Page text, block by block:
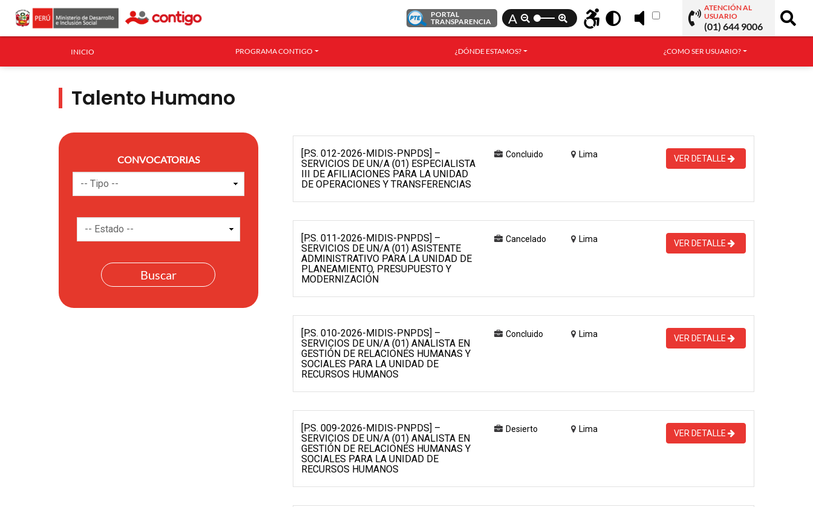
PORTAL
TRANSPARENCIA
A
ATENCIÓN AL
USUARIO
(01) 644 9006
INICIO PROGRAMA CONTIGO ¿DÓNDE ESTAMOS? ¿COMO SER USUARIO?
Talento Humano
CONVOCATORIAS
[P.S. 012-2026-MIDIS-PNPDS] –
SERVICIOS DE UN/A (01) ESPECIALISTA
III DE AFILIACIONES PARA LA UNIDAD
DE OPERACIONES Y TRANSFERENCIAS
Concluido Lima VER DETALLE
[P.S. 011-2026-MIDIS-PNPDS] –
SERVICIOS DE UN/A (01) ASISTENTE
ADMINISTRATIVO PARA LA UNIDAD DE
PLANEAMIENTO, PRESUPUESTO Y
MODERNIZACIÓN
Cancelado Lima VER DETALLE
[P.S. 010-2026-MIDIS-PNPDS] –
SERVICIOS DE UN/A (01) ANALISTA EN
GESTIÓN DE RELACIONES HUMANAS Y
SOCIALES PARA LA UNIDAD DE
RECURSOS HUMANOS
Concluido Lima VER DETALLE
[P.S. 009-2026-MIDIS-PNPDS] –
SERVICIOS DE UN/A (01) ANALISTA EN
GESTIÓN DE RELACIONES HUMANAS Y
SOCIALES PARA LA UNIDAD DE
RECURSOS HUMANOS
Desierto Lima VER DETALLE